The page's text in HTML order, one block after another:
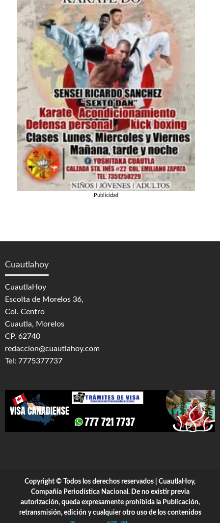
Publicidad
Cuautlahoy
CuautlaHoy
Escolta de Morelos 36,
Col. Centro
Cuautla, Morelos
CP. 62740
redaccion@cuautlahoy.com
Tel: 7775377737
Copyright © Todos los derechos reservados | CuautlaHoy,
Compañía Periodística Nacional. De no existir previa
autorización, queda expresamente prohibida la Publicación,
retransmisión, edición y cualquier otro uso de los contenidos